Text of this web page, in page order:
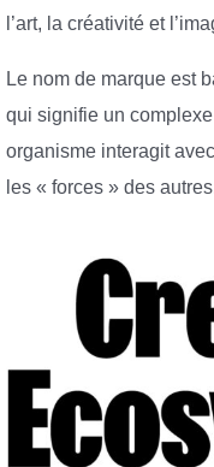
l’art, la créativité et
Le nom de marque est
qui signifie un
organisme interagit
les « forces » des